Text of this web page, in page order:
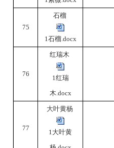
75
石榴
1石榴.docx
76
红瑞木
1红瑞
木.docx
77
大叶黄杨
1大叶黄